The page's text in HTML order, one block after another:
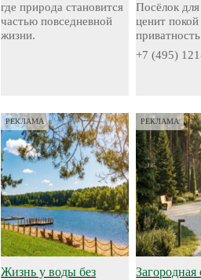
где природа становится
частью повседневной
жизни.
Посёлок
ценит
приватность
+7 (495)
РЕКЛАМА
Жизнь у воды без
РЕКЛАМА
Загородная